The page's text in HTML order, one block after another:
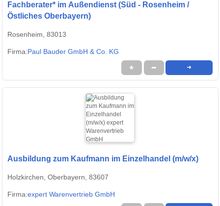
Fachberater* im Außendienst (Süd - Rosenheim /
Östliches Oberbayern)
Rosenheim, 83013
Firma:Paul Bauder GmbH & Co. KG
★ ➦ ➜
Ausbildung zum Kaufmann im Einzelhandel (m/w/x)
Holzkirchen, Oberbayern, 83607
Firma:expert Warenvertrieb GmbH